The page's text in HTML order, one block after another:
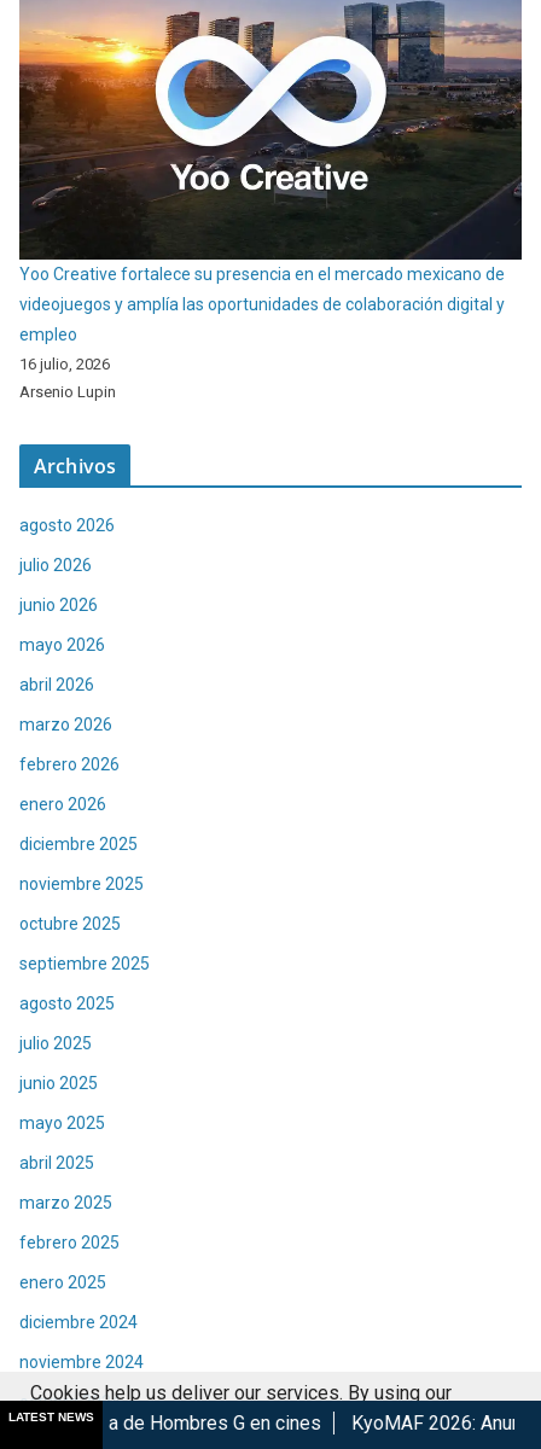
Yoo Creative fortalece su presencia en el mercado mexicano de
videojuegos y amplía las oportunidades de colaboración digital y
empleo
16 julio, 2026
Arsenio Lupin
Archivos
agosto 2026
julio 2026
junio 2026
mayo 2026
abril 2026
marzo 2026
febrero 2026
enero 2026
diciembre 2025
noviembre 2025
octubre 2025
septiembre 2025
agosto 2025
julio 2025
junio 2025
mayo 2025
abril 2025
marzo 2025
febrero 2025
enero 2025
diciembre 2024
noviembre 2024
octubre 2024
LATEST NEWSG en cines KyoMAF 2026: Anuncian
Cookies help us deliver our services. By using our
services, you agree to our use of cookies.
Got it